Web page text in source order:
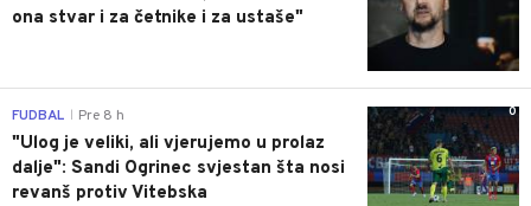
ona stvar i za četnike i za ustaše"
0
FUDBAL Pre 8 h
"Ulog je veliki, ali vjerujemo u prolaz
dalje": Sandi Ogrinec svjestan šta nosi
revanš protiv Vitebska